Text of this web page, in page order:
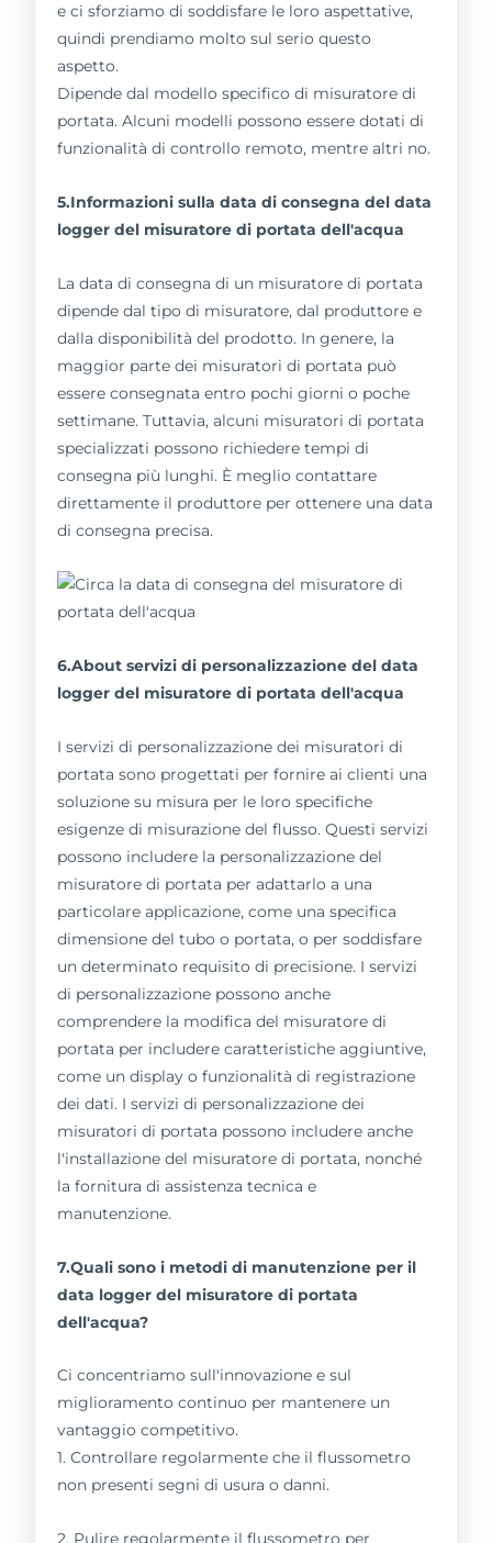
e ci sforziamo di soddisfare le loro aspettative,
quindi prendiamo molto sul serio questo
aspetto.
Dipende dal modello specifico di misuratore di
portata. Alcuni modelli possono essere dotati di
funzionalità di controllo remoto, mentre altri no.
5.Informazioni sulla data di consegna del data
logger del misuratore di portata dell'acqua
La data di consegna di un misuratore di portata
dipende dal tipo di misuratore, dal produttore e
dalla disponibilità del prodotto. In genere, la
maggior parte dei misuratori di portata può
essere consegnata entro pochi giorni o poche
settimane. Tuttavia, alcuni misuratori di portata
specializzati possono richiedere tempi di
consegna più lunghi. È meglio contattare
direttamente il produttore per ottenere una data
di consegna precisa.
6.About servizi di personalizzazione del data
logger del misuratore di portata dell'acqua
I servizi di personalizzazione dei misuratori di
portata sono progettati per fornire ai clienti una
soluzione su misura per le loro specifiche
esigenze di misurazione del flusso. Questi servizi
possono includere la personalizzazione del
misuratore di portata per adattarlo a una
particolare applicazione, come una specifica
dimensione del tubo o portata, o per soddisfare
un determinato requisito di precisione. I servizi
di personalizzazione possono anche
comprendere la modifica del misuratore di
portata per includere caratteristiche aggiuntive,
come un display o funzionalità di registrazione
dei dati. I servizi di personalizzazione dei
misuratori di portata possono includere anche
l'installazione del misuratore di portata, nonché
la fornitura di assistenza tecnica e
manutenzione.
7.Quali sono i metodi di manutenzione per il
data logger del misuratore di portata
dell'acqua?
Ci concentriamo sull'innovazione e sul
miglioramento continuo per mantenere un
vantaggio competitivo.
1. Controllare regolarmente che il flussometro
non presenti segni di usura o danni.
2. Pulire regolarmente il flussometro per